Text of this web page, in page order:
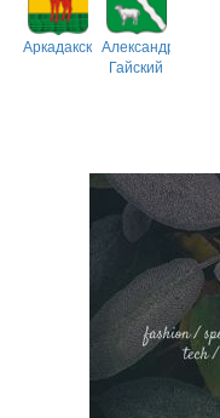
АркадакскийАлександрово-
Гайский